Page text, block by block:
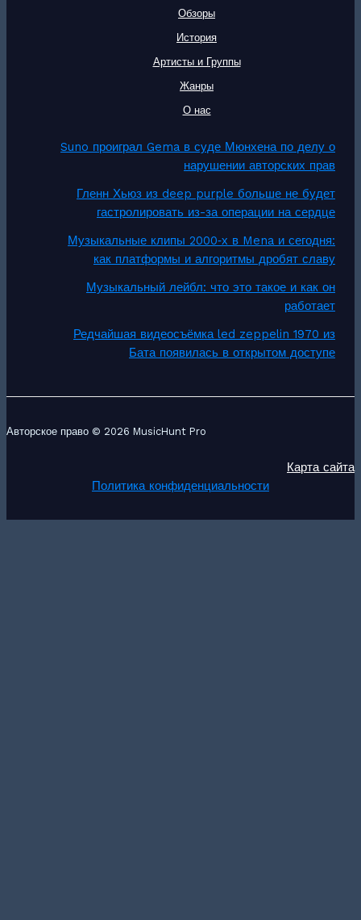
Обзоры
История
Артисты и Группы
Жанры
О нас
Suno проиграл Gema в суде Мюнхена по делу о
нарушении авторских прав
Гленн Хьюз из deep purple больше не будет
гастролировать из-за операции на сердце
Музыкальные клипы 2000‑х в Mena и сегодня:
как платформы и алгоритмы дробят славу
Музыкальный лейбл: что это такое и как он
работает
Редчайшая видеосъёмка led zeppelin 1970 из
Бата появилась в открытом доступе
Авторское право © 2026 MusicHunt Pro
Карта сайта
Политика конфиденциальности